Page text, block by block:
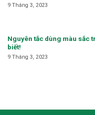
9 Tháng 3, 2023
Nguyên tắc dùng màu sắc
biết!
9 Tháng 3, 2023